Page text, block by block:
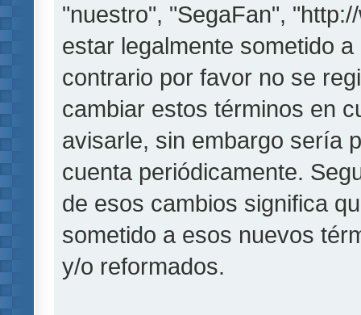
"nuestro", "SegaFan",
estar legalmente sometido
contrario por favor no se
cambiar estos términos en
avisarle, sin embargo sería
cuenta periódicamente.
de esos cambios significa
sometido a esos nuevos
y/o reformados.